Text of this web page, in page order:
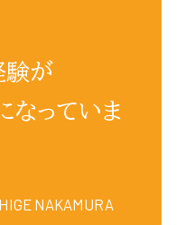
験が
なっていま
NAKAMURA